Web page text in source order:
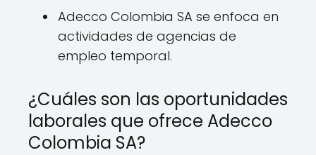
Adecco Colombia SA se enfoca en
actividades de agencias de
empleo temporal.
¿Cuáles son las oportunidades
laborales que ofrece Adecco
Colombia SA?